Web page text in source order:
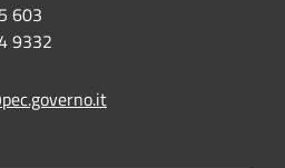
603
9332